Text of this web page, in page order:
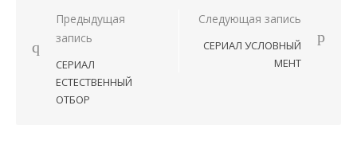
Навигация
по
записям
Предыдущая
запись
СЕРИАЛ
ЕСТЕСТВЕННЫЙ
ОТБОР
Следующая запись
СЕРИАЛ УСЛОВНЫЙ
МЕНТ